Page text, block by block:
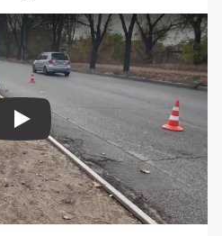
Play